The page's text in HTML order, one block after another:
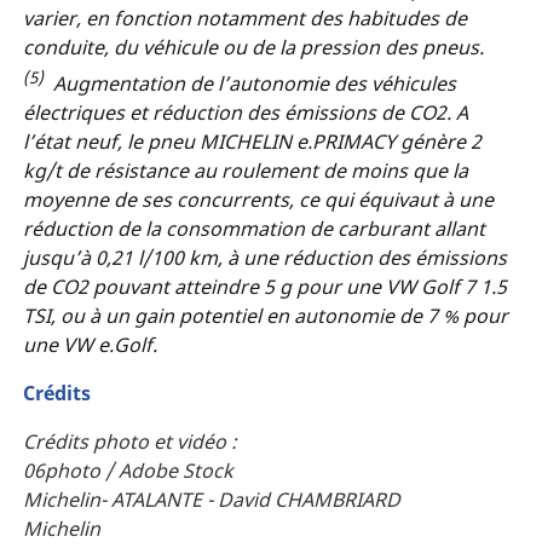
varier, en fonction notamment des habitudes de
conduite, du véhicule ou de la pression des pneus.
(5)Augmentation de l’autonomie des véhicules
électriques et réduction des émissions de CO2. A
l’état neuf, le pneu MICHELIN e.PRIMACY génère 2
kg/t de résistance au roulement de moins que la
moyenne de ses concurrents, ce qui équivaut à une
réduction de la consommation de carburant allant
jusqu’à 0,21 l/100 km, à une réduction des émissions
de CO2 pouvant atteindre 5 g pour une VW Golf 7 1.5
TSI, ou à un gain potentiel en autonomie de 7 % pour
une VW e.Golf.
Crédits
Crédits photo et vidéo :
06photo / Adobe Stock
Michelin- ATALANTE - David CHAMBRIARD
Michelin